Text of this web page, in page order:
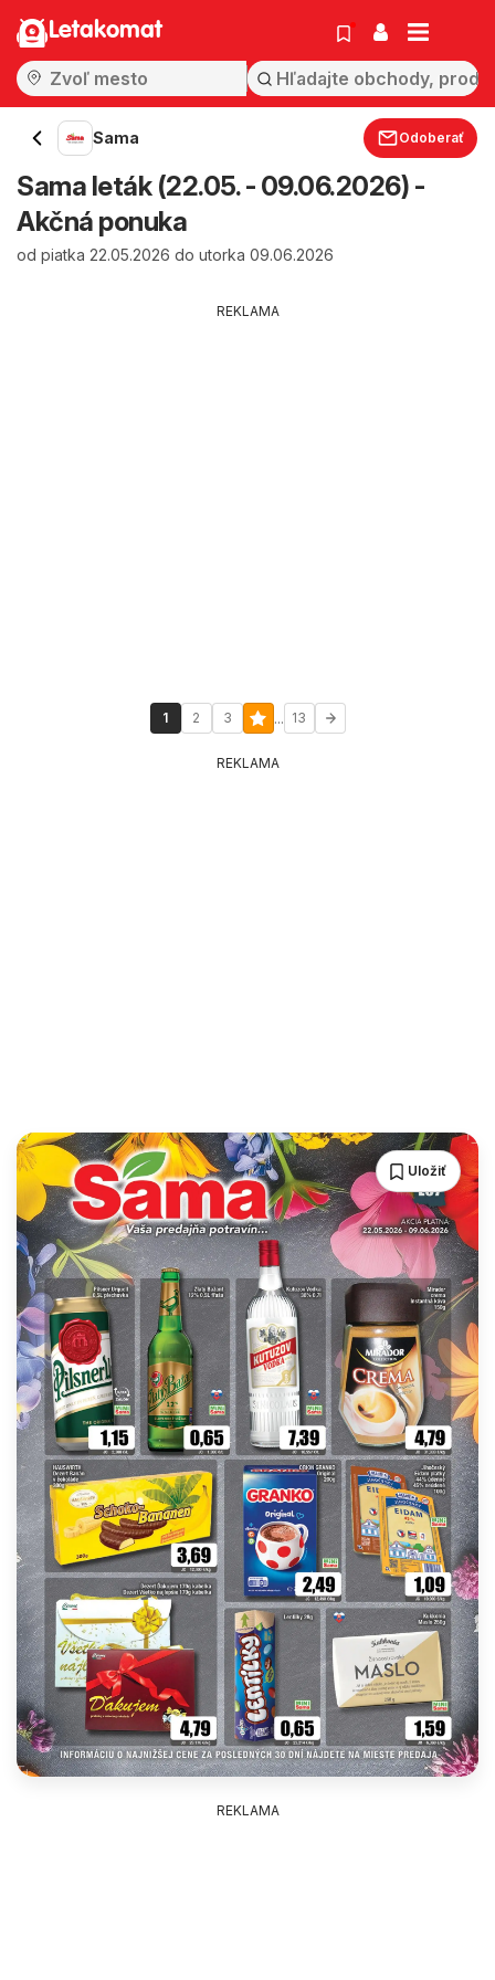
Letakomat
Sama Odoberať
Sama leták (22.05. - 09.06.2026) -
Akčná ponuka
od piatka 22.05.2026 do utorka 09.06.2026
REKLAMA
1 2 3 ... 13
REKLAMA
Uložiť
REKLAMA